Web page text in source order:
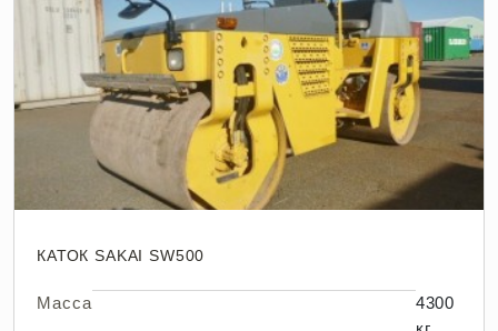
КАТОК SAKAI SW500
Масса
4300